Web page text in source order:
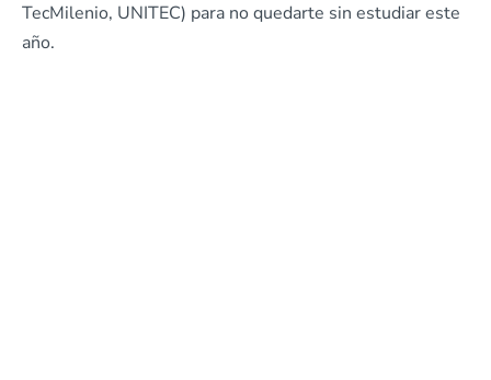
TecMilenio, UNITEC) para no quedarte sin estudiar este
año.